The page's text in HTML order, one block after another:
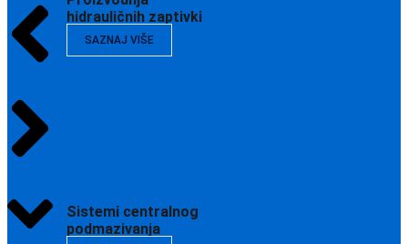
hidrauličnih zaptivki
SAZNAJ VIŠE
Sistemi centralnog
podmazivanja